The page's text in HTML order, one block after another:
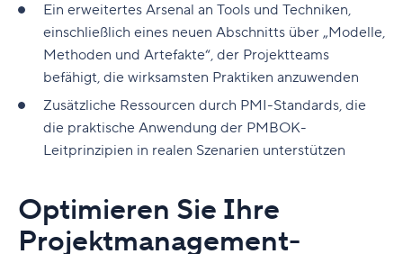
Ein erweitertes Arsenal an Tools und Techniken,
einschließlich eines neuen Abschnitts über „Modelle,
Methoden und Artefakte“, der Projektteams
befähigt, die wirksamsten Praktiken anzuwenden
Zusätzliche Ressourcen durch PMI-Standards, die
die praktische Anwendung der PMBOK-
Leitprinzipien in realen Szenarien unterstützen
Optimieren Sie Ihre
Projektmanagement-